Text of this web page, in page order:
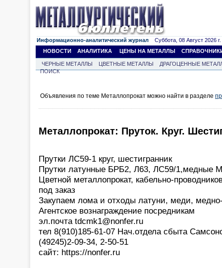
Информационно-аналитический журнал Суббота, 08 Август 2026 г.
НОВОСТИ
АНАЛИТИКА ЦЕНЫ НА МЕТАЛЛЫ
ЧЕРНЫЕ МЕТАЛЛЫ ЦВЕТНЫЕ МЕТАЛЛЫ
ДРАГОЦЕННЫЕ
ПОИСК
Объявления по теме Металлопрокат можно найти в разделе
Металлопрокат: Пруток. Круг.
Прутки ЛС59-1 круг, шестигранник
Прутки латунные БРБ2, Л63, ЛС59/
Цветной металлопрокат, кабельно-
под заказ
Закупаем лома и отходы латуни, меди,
Агентское вознаграждение посредникам
эл.почта tdcmk1@nonfer.ru
тел 8(910)185-61-07 Нач.отдела сбыта
(49245)2-09-34, 2-50-51
сайт: https://nonfer.ru